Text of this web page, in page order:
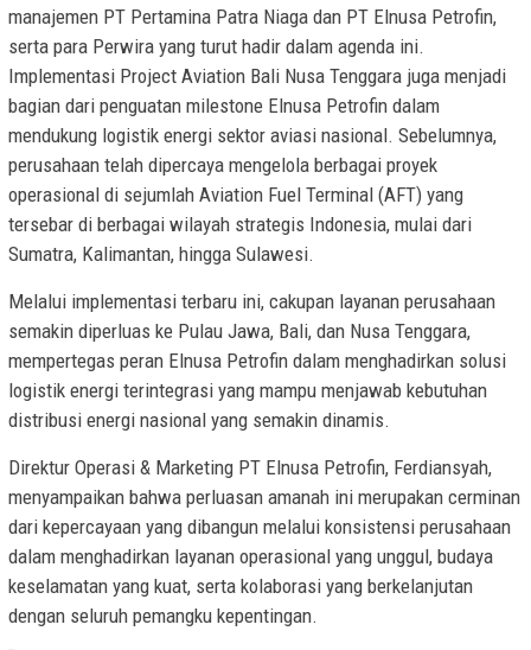
manajemen PT Pertamina Patra Niaga dan PT Elnusa Petrofin,
serta para Perwira yang turut hadir dalam agenda ini.
Implementasi Project Aviation Bali Nusa Tenggara juga menjadi
bagian dari penguatan milestone Elnusa Petrofin dalam
mendukung logistik energi sektor aviasi nasional. Sebelumnya,
perusahaan telah dipercaya mengelola berbagai proyek
operasional di sejumlah Aviation Fuel Terminal (AFT) yang
tersebar di berbagai wilayah strategis Indonesia, mulai dari
Sumatra, Kalimantan, hingga Sulawesi.
Melalui implementasi terbaru ini, cakupan layanan perusahaan
semakin diperluas ke Pulau Jawa, Bali, dan Nusa Tenggara,
mempertegas peran Elnusa Petrofin dalam menghadirkan solusi
logistik energi terintegrasi yang mampu menjawab kebutuhan
distribusi energi nasional yang semakin dinamis.
Direktur Operasi & Marketing PT Elnusa Petrofin, Ferdiansyah,
menyampaikan bahwa perluasan amanah ini merupakan cerminan
dari kepercayaan yang dibangun melalui konsistensi perusahaan
dalam menghadirkan layanan operasional yang unggul, budaya
keselamatan yang kuat, serta kolaborasi yang berkelanjutan
dengan seluruh pemangku kepentingan.